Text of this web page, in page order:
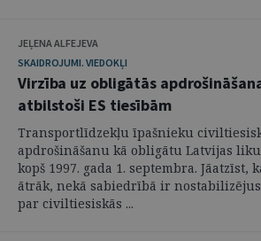
JEĻENA ALFEJEVA
SKAIDROJUMI. VIEDOKĻI
Virzība uz obligātās
atbilstoši ES tiesībām
Transportlīdzekļu īpašnieku
apdrošināšanu kā obligātu Latvijas
kopš 1997. gada 1. septembra. Jāatzīst,
ātrāk, nekā sabiedrībā ir
par civiltiesiskās ...